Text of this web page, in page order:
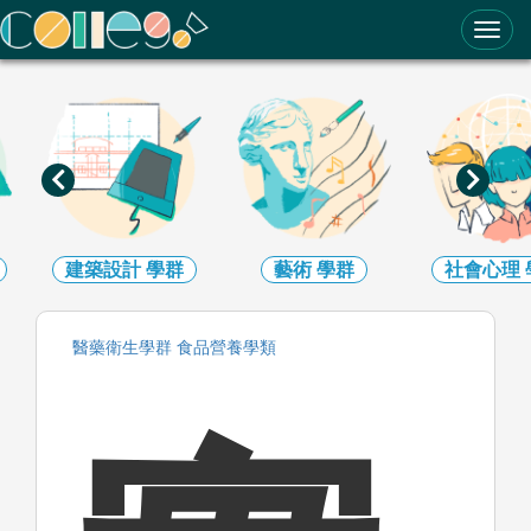
ColleGo! 大學選才與高中育才輔助系統
建築設計學群 藝術 學群 社會心理
醫藥衛生學群 食品營養學類